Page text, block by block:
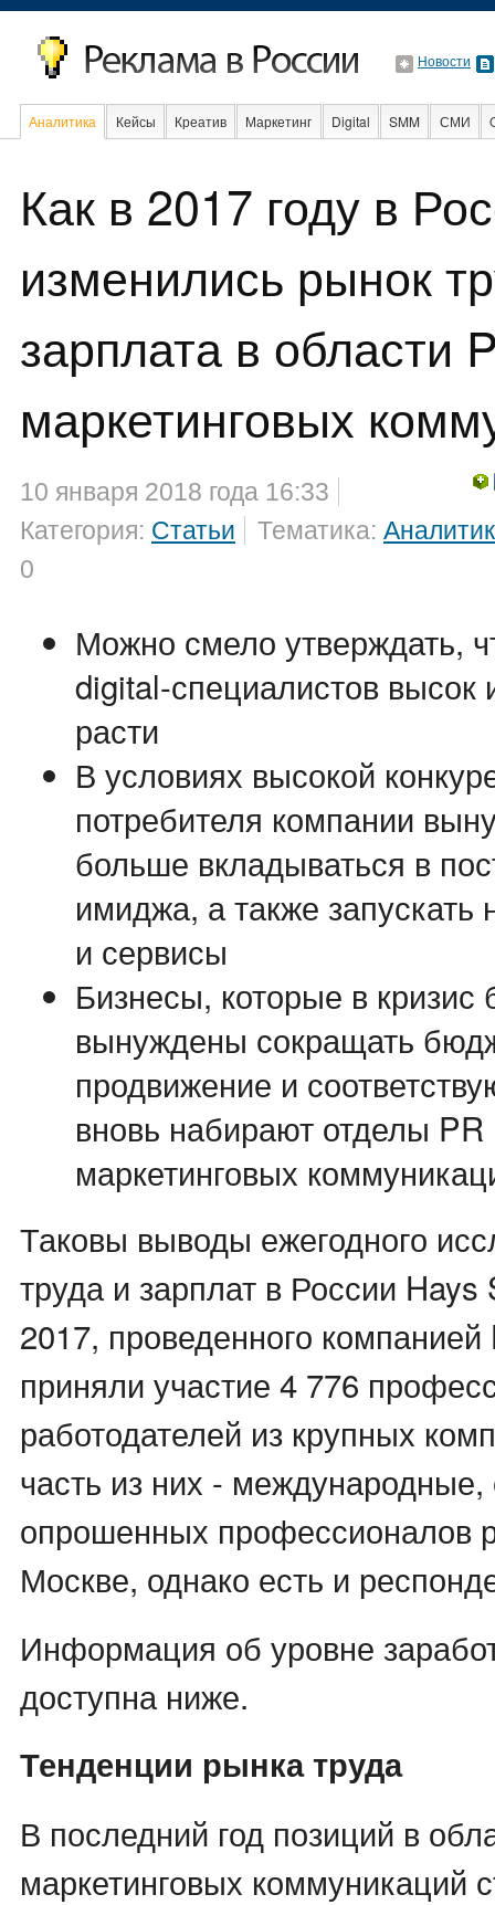
Новости
Аналитика Кейсы Креатив Маркетинг Digital SMM СМИ
Как в 2017 году в
изменились рынок
зарплата в области
маркетинговых
10 января 2018 года 16:33
Категория: Статьи Тематика:
0
Можно смело утверждать,
digital-специалистов высок
расти
В условиях высокой
потребителя компании
больше вкладываться в
имиджа, а также запускать
и сервисы
Бизнесы, которые в кризис
вынуждены сокращать
продвижение и
вновь набирают отделы PR
маркетинговых
Таковы выводы ежегодного
труда и зарплат в России
2017, проведенного
приняли участие 4 776
работодателей из крупных
часть из них - международные,
опрошенных профессионалов
Москве, однако есть и
Информация об уровне
доступна ниже.
Тенденции рынка труда
В последний год позиций в
маркетинговых коммуникаций